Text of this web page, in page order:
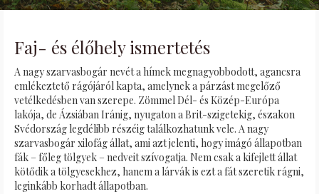
Faj- és élőhely ismertetés
A nagy szarvasbogár nevét a hímek megnagyobbodott, agancsra
emlékeztető rágójáról kapta, amelynek a párzást megelőző
vetélkedésben van szerepe. Zömmel Dél- és Közép-Európa
lakója, de Ázsiában Iránig, nyugaton a Brit-szigetekig, északon
Svédország legdélibb részéig találkozhatunk vele. A nagy
szarvasbogár xilofág állat, ami azt jelenti, hogy imágó állapotban
fák – főleg tölgyek – nedveit szívogatja. Nem csak a kifejlett állat
kötődik a tölgyesekhez, hanem a lárvák is ezt a fát szeretik rágni,
leginkább korhadt állapotban.